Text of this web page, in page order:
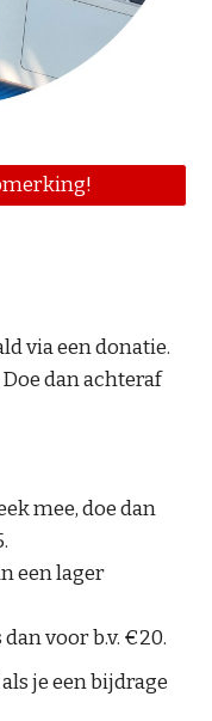
via een donatie.
Doe dan achteraf
mee, doe dan
.
een lager
dan voor b.v. €20.
je een bijdrage